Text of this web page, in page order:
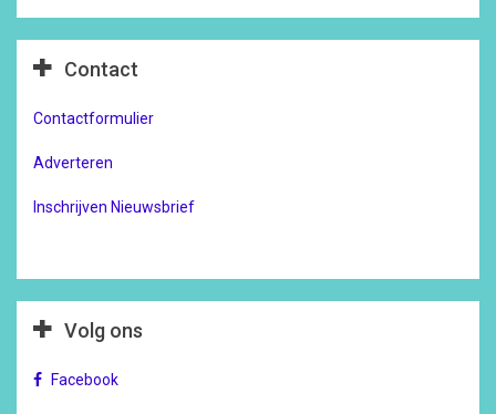
Contact
Contactformulier
Adverteren
Inschrijven Nieuwsbrief
Volg ons
Facebook